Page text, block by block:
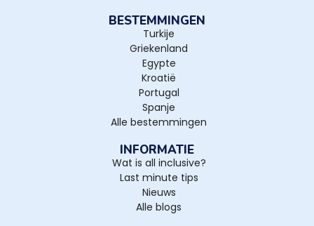
BESTEMMINGEN
Turkije
Griekenland
Egypte
Kroatië
Portugal
Spanje
Alle bestemmingen
INFORMATIE
Wat is all inclusive?
Last minute tips
Nieuws
Alle blogs